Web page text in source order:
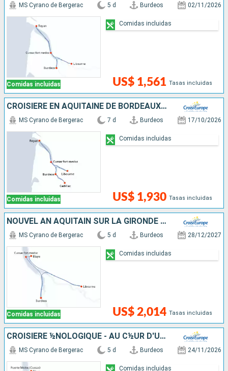
Comidas incluidas
MS Cyrano de Bergerac 5 d Burdeos 02/11/2026
US$ 1,561 Tasas incluidas
Comidas incluidas
CROISIÈRE EN AQUITAINE DE BORDEAUX À ROYAN, L'ESTUAIRE DE LA GIRONDE, LA GARONNE ET LA DORDOGNE (FORMULE PORT-PORT)
Comidas incluidas
MS Cyrano de Bergerac 7 d Burdeos 17/10/2026
US$ 1,930 Tasas incluidas
Comidas incluidas
NOUVEL AN AQUITAIN SUR LA GIRONDE ET LA GARONNE
Comidas incluidas
MS Cyrano de Bergerac 5 d Burdeos 28/12/2027
US$ 2,014 Tasas incluidas
Comidas incluidas
CROISIÈRE ½NOLOGIQUE - AU C½UR D'UNE RÉGION VINICOLE PRESTIGIEUSE
MS Cyrano de Bergerac 5 d Burdeos 24/11/2026
Comidas incluidas